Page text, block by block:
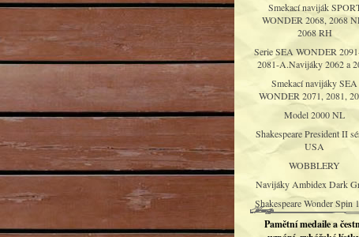
Smekací naviják
WONDER 2068, 2068
2068 RH
Serie SEA WONDER
2081-A.Navijáky 2062 a
Smekací navijáky SEA
WONDER 2071, 2081,
Model 2000 NL
Shakespeare President II
USA
WOBBLERY
Navijáky Ambidex Dark
Shakespeare Wonder Spin
Pamětní medaile a